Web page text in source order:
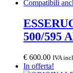
500/595
€ 600.00 IVA
In offerta!